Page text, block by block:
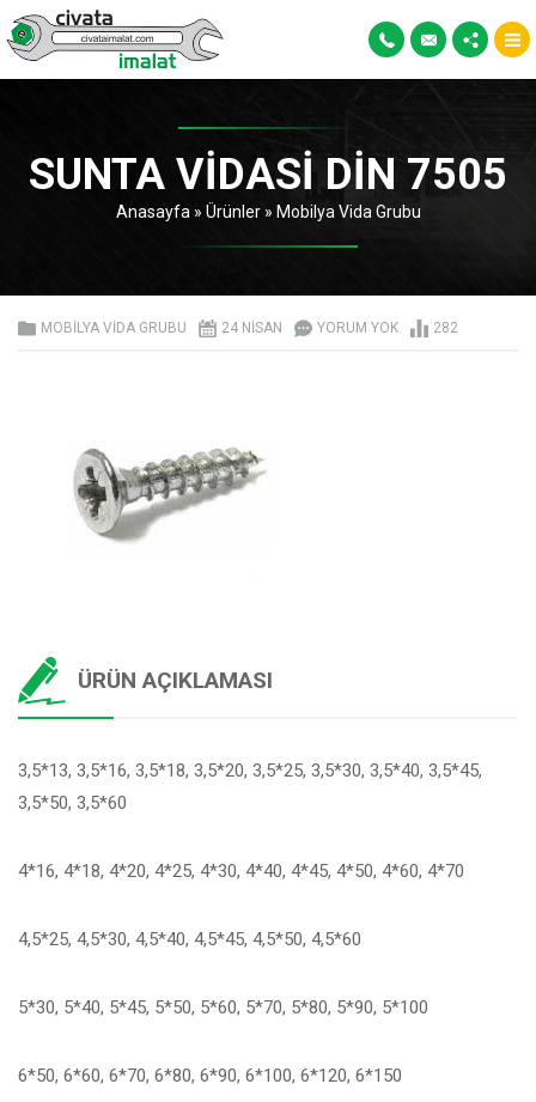
SUNTA VIDASI DIN 7505
Anasayfa » Ürünler» Mobilya Vida Grubu
MOBILYA VIDA GRUBU 24 NISAN YORUM YOK 282
ÜRÜN AÇIKLAMASI
3,5*13, 3,5*16, 3,5*18, 3,5*20, 3,5*25, 3,5*30, 3,5*40, 3,5*45,
3,5*50, 3,5*60
4*16, 4*18, 4*20, 4*25, 4*30, 4*40, 4*45, 4*50, 4*60, 4*70
4,5*25, 4,5*30, 4,5*40, 4,5*45, 4,5*50, 4,5*60
5*30, 5*40, 5*45, 5*50, 5*60, 5*70, 5*80, 5*90, 5*100
6*50, 6*60, 6*70, 6*80, 6*90, 6*100, 6*120, 6*150